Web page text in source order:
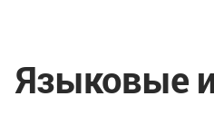
Языковые